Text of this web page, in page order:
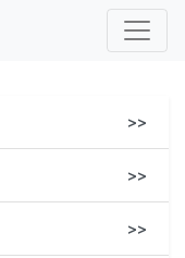
>>
>>
>>